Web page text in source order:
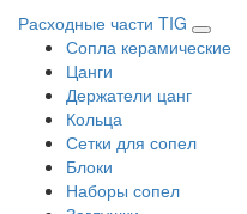
Расходные части TIG
Сопла керамические
Цанги
Держатели цанг
Кольца
Сетки для сопел
Блоки
Наборы сопел